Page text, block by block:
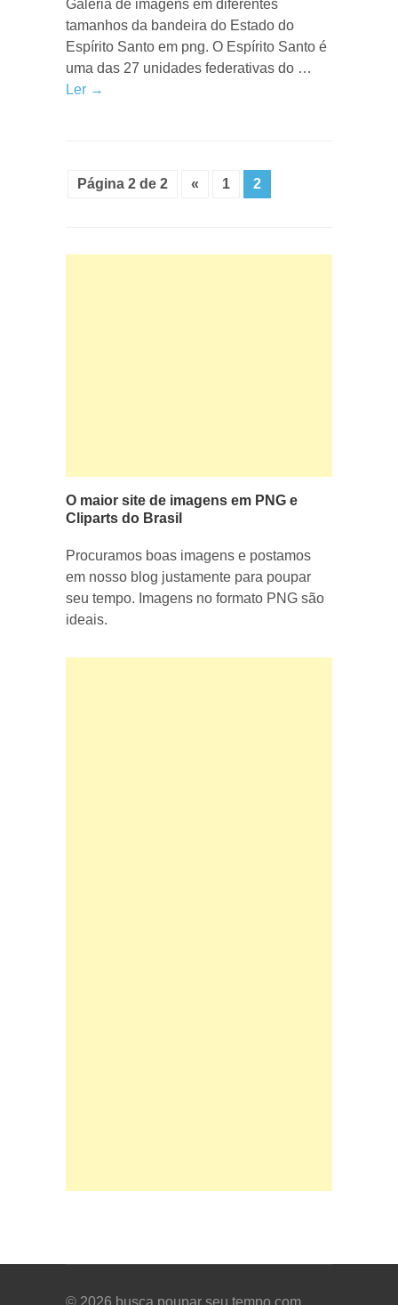
Galeria de imagens em diferentes
tamanhos da bandeira do Estado do
Espírito Santo em png. O Espírito Santo é
uma das 27 unidades federativas do …
Ler →
Página 2 de 2 « 1 2
O maior site de imagens em PNG e
Cliparts do Brasil
Procuramos boas imagens e postamos
em nosso blog justamente para poupar
seu tempo. Imagens no formato PNG são
ideais.